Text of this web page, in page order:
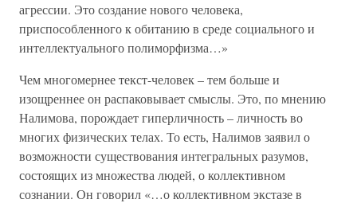
агрессии. Это создание нового человека,
приспособленного к обитанию в среде социального и
интеллектуального полиморфизма…»
Чем многомернее текст-человек – тем больше и
изощреннее он распаковывает смыслы. Это, по мнению
Налимова, порождает гиперличность – личность во
многих физических телах. То есть, Налимов заявил о
возможности существования интегральных разумов,
состоящих из множества людей, о коллективном
сознании. Он говорил «…о коллективном экстазе в